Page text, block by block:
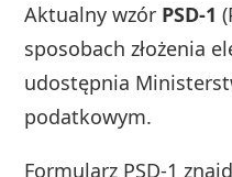
Aktualny wzór PSD‑1
sposobach złożenia
udostępnia
podatkowym.
Formularz PSD‑1